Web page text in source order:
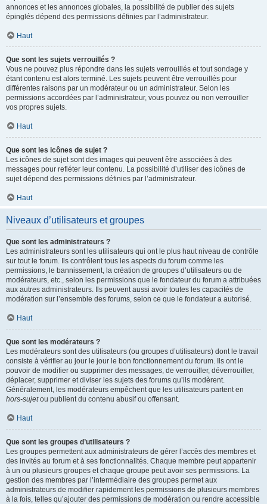
annonces et les annonces globales, la possibilité de publier des sujets
épinglés dépend des permissions définies par l’administrateur.
Haut
Que sont les sujets verrouillés ?
Vous ne pouvez plus répondre dans les sujets verrouillés et tout sondage y
étant contenu est alors terminé. Les sujets peuvent être verrouillés pour
différentes raisons par un modérateur ou un administrateur. Selon les
permissions accordées par l’administrateur, vous pouvez ou non verrouiller
vos propres sujets.
Haut
Que sont les icônes de sujet ?
Les icônes de sujet sont des images qui peuvent être associées à des
messages pour refléter leur contenu. La possibilité d’utiliser des icônes de
sujet dépend des permissions définies par l’administrateur.
Haut
Niveaux d’utilisateurs et groupes
Que sont les administrateurs ?
Les administrateurs sont les utilisateurs qui ont le plus haut niveau de contrôle
sur tout le forum. Ils contrôlent tous les aspects du forum comme les
permissions, le bannissement, la création de groupes d’utilisateurs ou de
modérateurs, etc., selon les permissions que le fondateur du forum a attribuées
aux autres administrateurs. Ils peuvent aussi avoir toutes les capacités de
modération sur l’ensemble des forums, selon ce que le fondateur a autorisé.
Haut
Que sont les modérateurs ?
Les modérateurs sont des utilisateurs (ou groupes d’utilisateurs) dont le travail
consiste à vérifier au jour le jour le bon fonctionnement du forum. Ils ont le
pouvoir de modifier ou supprimer des messages, de verrouiller, déverrouiller,
déplacer, supprimer et diviser les sujets des forums qu’ils modèrent.
Généralement, les modérateurs empêchent que les utilisateurs partent en
hors-sujetou publient du contenu abusif ou offensant.
Haut
Que sont les groupes d’utilisateurs ?
Les groupes permettent aux administrateurs de gérer l’accès des membres et
des invités au forum et à ses fonctionnalités. Chaque membre peut appartenir
à un ou plusieurs groupes et chaque groupe peut avoir ses permissions. La
gestion des membres par l’intermédiaire des groupes permet aux
administrateurs de modifier rapidement les permissions de plusieurs membres
à la fois, telles qu’ajouter des permissions de modération ou rendre accessible